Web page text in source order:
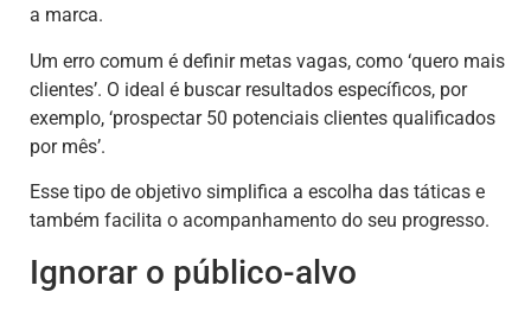
a marca.
Um erro comum é definir metas vagas, como ‘quero mais
clientes’. O ideal é buscar resultados específicos, por
exemplo, ‘prospectar 50 potenciais clientes qualificados
por mês’.
Esse tipo de objetivo simplifica a escolha das táticas e
também facilita o acompanhamento do seu progresso.
Ignorar o público-alvo